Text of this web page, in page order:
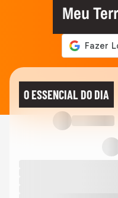
Meu
O ESSENCIAL DO DIA